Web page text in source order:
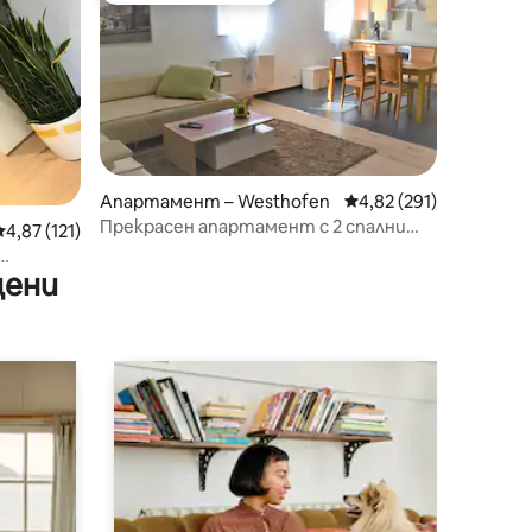
оценка: 4,87 от 5, 121 отзива
4,87 (121)
Апартамент – Westhofen Средна оценка: 4,82
4,82 (291)
Прекрасен апартамент с 2 спални